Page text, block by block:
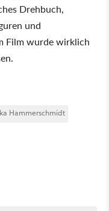
Drehbuch,
und
Film wurde wirklich
Hammerschmidt